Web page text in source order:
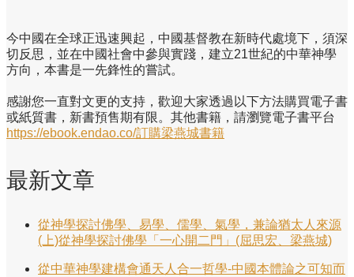
今中國在全球正迅速興起，中國基督教在新時代處境下，須深
切反思，並在中國社會中參與實踐，建立21世紀的中華神學
方向，本書是一先鋒性的嘗試。
感謝您一直對文更的支持，歡迎大家透過以下方法購買電子書
或紙質書，新書預售期有限。其他書籍，請瀏覽電子書平台
https://ebook.endao.co/訂購梁燕城書籍
最新文章
從神學探討佛學、易學、儒學、氣學，兼論猶太人來源
(上)從神學探討佛學「一心開二門」(屈思宏、梁燕城)
從中華神學建構會通天人合一哲學-中國本體論之可知而